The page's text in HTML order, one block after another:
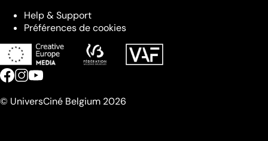
Help & Support
Préférences de cookies
© UniversCiné Belgium 2026